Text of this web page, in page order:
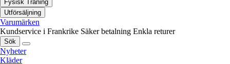
Fysisk Träning
Utförsäljning
Varumärken
Kundservice i Frankrike Säker betalning Enkla returer
Sök
Nyheter
Kläder